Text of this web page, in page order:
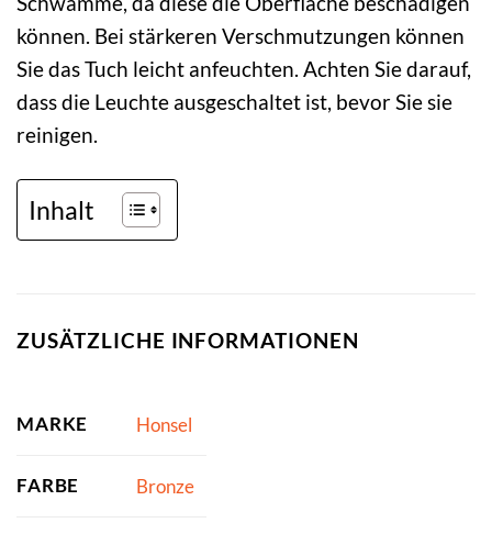
können. Bei stärkeren Verschmutzungen können
Sie das Tuch leicht anfeuchten. Achten Sie darauf,
dass die Leuchte ausgeschaltet ist, bevor Sie sie
reinigen.
Inhalt
ZUSÄTZLICHE INFORMATIONEN
MARKE Honsel
FARBE Bronze